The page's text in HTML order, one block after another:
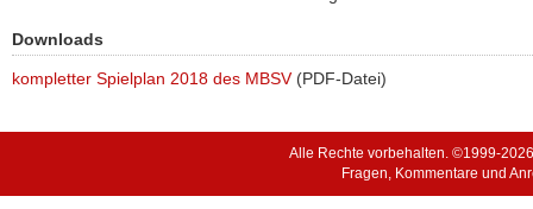
Downloads
kompletter Spielplan 2018 des MBSV(PDF-Datei)
Alle Rechte vorbehalten. ©1999-
Fragen, Kommentare und